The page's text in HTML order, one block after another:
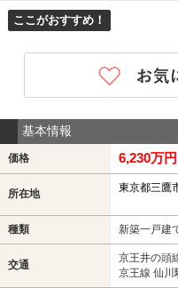
ここがおすすめ！
基本情報
価格 6,230万円
所在地 東京都三鷹
種類 新築一戸建
交通
京王井の頭
京王線 仙川